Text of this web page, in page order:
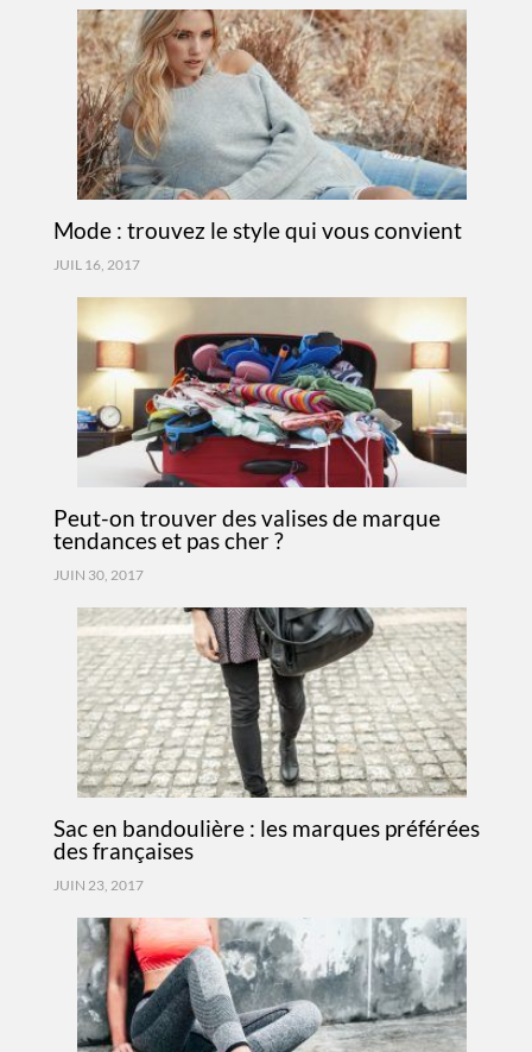
Mode : trouvez le style qui vous convient
JUIL 16, 2017
Peut-on trouver des valises de marque
tendances et pas cher ?
JUIN 30, 2017
Sac en bandoulière : les marques préférées
des françaises
JUIN 23, 2017